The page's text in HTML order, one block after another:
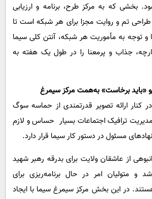
بخشی که به مرکز طرح، برنامه و ارزیابی
تم و روایت مجزا برای هر شبکه است تا
و توجه به مأموریت هر شبکه، آنتن کلی سیما
جذاب و پرمعنا را در طول یک هفته به
«باید برخاست» به‌همت مرکز سیمرغ
کنار ارائه تصویر قدرتمندی از حماسه سوگ
ترافیک اجتماعات بسیار حساس و لازم
مسئول در دستور کار سیما قرار دارد.
از عاشقان ولایت برای بدرقه رهبر شهید
و متولیان امر در حال برنامه‌ریزی برای
در این بخش مرکز سیمرغ سیما با ایجاد